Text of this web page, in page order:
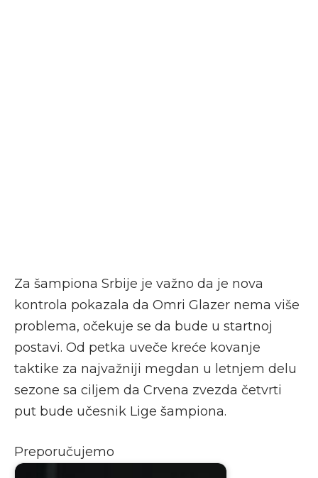
Za šampiona Srbije je važno da je nova
kontrola pokazala da Omri Glazer nema više
problema, očekuje se da bude u startnoj
postavi. Od petka uveče kreće kovanje
taktike za najvažniji megdan u letnjem delu
sezone sa ciljem da Crvena zvezda četvrti
put bude učesnik Lige šampiona.
Preporučujemo